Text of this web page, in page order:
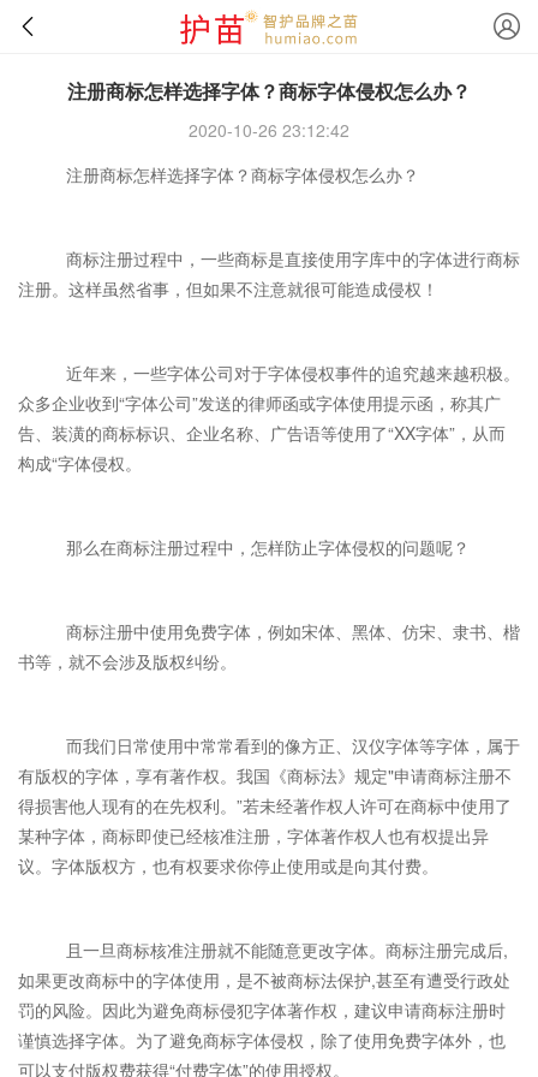
注册商标怎样选择字体？商标字体侵权怎么办？
2020-10-26 23:12:42
注册商标怎样选择字体？商标字体侵权怎么办？
商标注册过程中，一些商标是直接使用字库中的字体进行商标
注册。这样虽然省事，但如果不注意就很可能造成侵权！
近年来，一些字体公司对于字体侵权事件的追究越来越积极。
众多企业收到“字体公司”发送的律师函或字体使用提示函，称其广
告、装潢的商标标识、企业名称、广告语等使用了“XX字体”，从而
构成“字体侵权。
那么在商标注册过程中，怎样防止字体侵权的问题呢？
商标注册中使用免费字体，例如宋体、黑体、仿宋、隶书、楷
书等，就不会涉及版权纠纷。
而我们日常使用中常常看到的像方正、汉仪字体等字体，属于
有版权的字体，享有著作权。我国《商标法》规定"申请商标注册不
得损害他人现有的在先权利。”若未经著作权人许可在商标中使用了
某种字体，商标即使已经核准注册，字体著作权人也有权提出异
议。字体版权方，也有权要求你停止使用或是向其付费。
且一旦商标核准注册就不能随意更改字体。商标注册完成后,
如果更改商标中的字体使用，是不被商标法保护,甚至有遭受行政处
罚的风险。因此为避免商标侵犯字体著作权，建议申请商标注册时
谨慎选择字体。为了避免商标字体侵权，除了使用免费字体外，也
可以支付版权费获得“付费字体”的使用授权。